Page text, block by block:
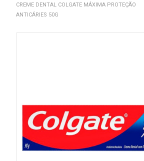
CREME DENTAL COLGATE MÁXIMA PROTEÇÃO
ANTICÁRIES 50G